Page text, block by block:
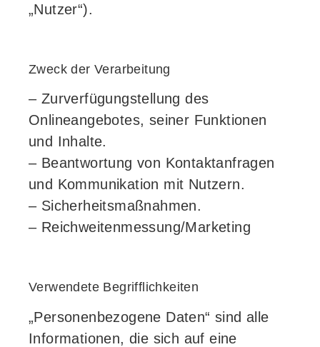
„Nutzer“).
Zweck der Verarbeitung
– Zurverfügungstellung des
Onlineangebotes, seiner Funktionen
und Inhalte.
– Beantwortung von Kontaktanfragen
und Kommunikation mit Nutzern.
– Sicherheitsmaßnahmen.
– Reichweitenmessung/Marketing
Verwendete Begrifflichkeiten
„Personenbezogene Daten“ sind alle
Informationen, die sich auf eine